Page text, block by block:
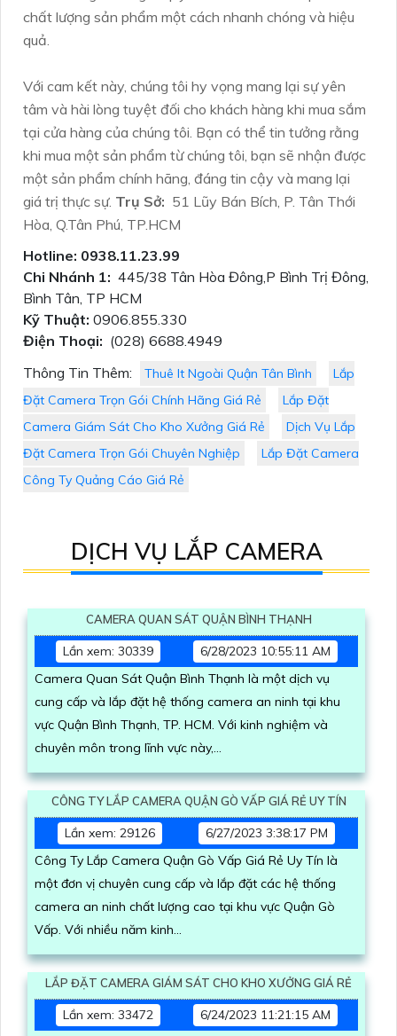
chất lượng sản phẩm một cách nhanh chóng và hiệu
quả.
Với cam kết này, chúng tôi hy vọng mang lại sự yên
tâm và hài lòng tuyệt đối cho khách hàng khi mua sắm
tại cửa hàng của chúng tôi. Bạn có thể tin tưởng rằng
khi mua một sản phẩm từ chúng tôi, bạn sẽ nhận được
một sản phẩm chính hãng, đáng tin cậy và mang lại
giá trị thực sự. Trụ Sở: 51 Lũy Bán Bích, P. Tân Thới
Hòa, Q.Tân Phú, TP.HCM
Hotline: 0938.11.23.99
Chi Nhánh 1: 445/38 Tân Hòa Đông,P Bình Trị Đông,
Bình Tân, TP HCM
Kỹ Thuật: 0906.855.330
Điện Thoại: (028) 6688.4949
Thông Tin Thêm:
Thuê It Ngoài Quận Tân Bình
Lắp
Đặt Camera Trọn Gói Chính Hãng Giá Rẻ
Lắp Đặt
Camera Giám Sát Cho Kho Xưởng Giá Rẻ
Dịch Vụ Lắp
Đặt Camera Trọn Gói Chuyên Nghiệp
Lắp Đặt Camera
Công Ty Quảng Cáo Giá Rẻ
DỊCH VỤ LẮP CAMERA
CAMERA QUAN SÁT QUẬN BÌNH THẠNH
Lần xem: 30339
6/28/2023 10:55:11 AM
Camera Quan Sát Quận Bình Thạnh là một dịch vụ
cung cấp và lắp đặt hệ thống camera an ninh tại khu
vực Quận Bình Thạnh, TP. HCM. Với kinh nghiệm và
chuyên môn trong lĩnh vực này,...
CÔNG TY LẮP CAMERA QUẬN GÒ VẤP GIÁ RẺ UY TÍN
Lần xem: 29126
6/27/2023 3:38:17 PM
Công Ty Lắp Camera Quận Gò Vấp Giá Rẻ Uy Tín là
một đơn vị chuyên cung cấp và lắp đặt các hệ thống
camera an ninh chất lượng cao tại khu vực Quận Gò
Vấp. Với nhiều năm kinh...
LẮP ĐẶT CAMERA GIÁM SÁT CHO KHO XƯỞNG GIÁ RẺ
Lần xem: 33472
6/24/2023 11:21:15 AM